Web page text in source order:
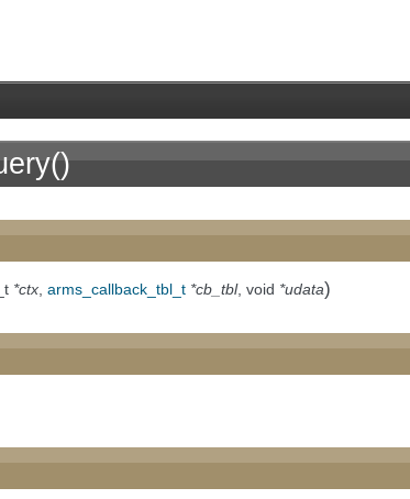
*ctx, arms_callback_tbl_t *cb_tbl, void *udata)